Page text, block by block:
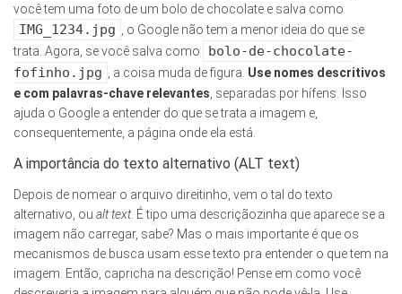
você tem uma foto de um bolo de chocolate e salva como
IMG_1234.jpg
, o Google não tem a menor ideia do que se
trata. Agora, se você salva como
bolo-de-chocolate-
fofinho.jpg
, a coisa muda de figura. Use nomes descritivos
e com palavras-chave relevantes , separadas por hífens. Isso
ajuda o Google a entender do que se trata a imagem e,
consequentemente, a página onde ela está.
A importância do texto alternativo (ALT text)
Depois de nomear o arquivo direitinho, vem o tal do texto
alternativo, ou alt text. É tipo uma descriçãozinha que aparece se a
imagem não carregar, sabe? Mas o mais importante é que os
mecanismos de busca usam esse texto pra entender o que tem na
imagem. Então, capricha na descrição! Pense em como você